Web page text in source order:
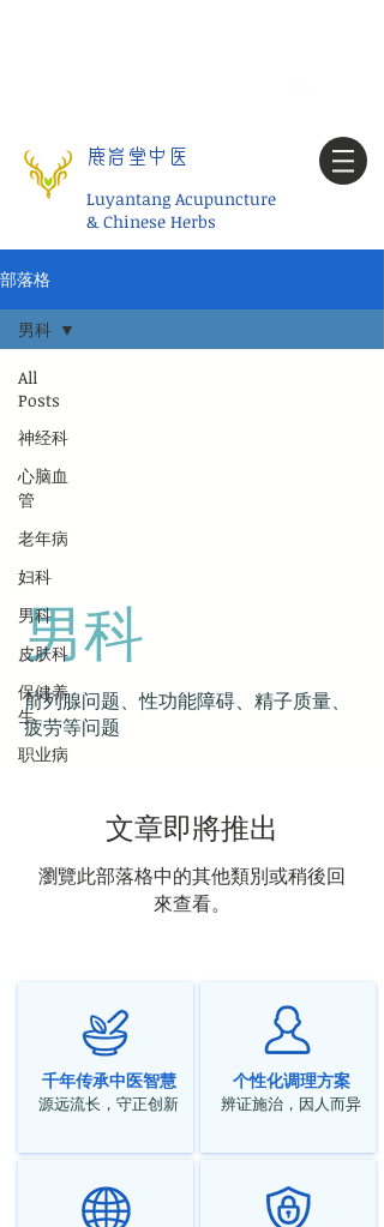
鹿岩堂中医
Luyantang Acupuncture
& Chinese Herbs
部落格
All
Posts
神经科
心脑血
管
老年病
妇科
男科
皮肤科
保健养
生
职业病
男科
男科
前列腺问题、性功能障碍、精子质量、
疲劳等问题
文章即將推出
瀏覽此部落格中的其他類別或稍後回
來查看。
千年传承中医智慧
源远流长，守正创新
个性化调理方案
辨证施治，因人而异